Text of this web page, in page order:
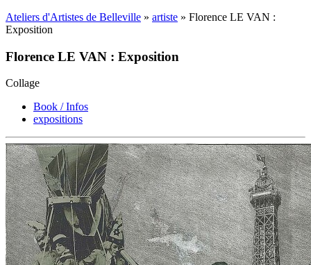
Ateliers d'Artistes de Belleville » artiste » Florence LE VAN :
Exposition
Florence LE VAN : Exposition
Collage
Book / Infos
expositions